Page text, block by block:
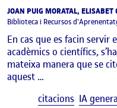
JOAN PUIG MORATAL,
Biblioteca i Recursos
En cas que es facin servir
acadèmics o científics,
mateixa manera que se
aquest …
citacions IA